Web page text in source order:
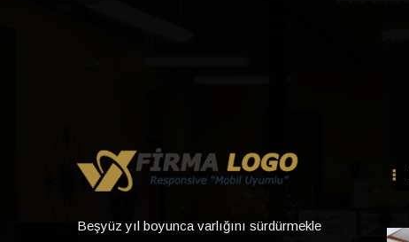
Beşyüz yıl boyunca varlığını sürdürmekle